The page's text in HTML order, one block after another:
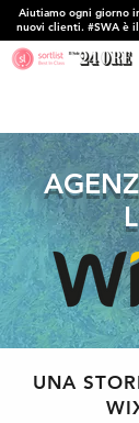
Aiutiamo ogni giorno
nuovi clienti. #SWA è
UNA